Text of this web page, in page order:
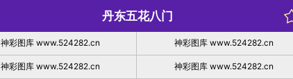
丹东五花八门
神彩图库 www.524282.cn 神彩图库 www.524282.cn
神彩图库 www.524282.cn 神彩图库 www.524282.cn